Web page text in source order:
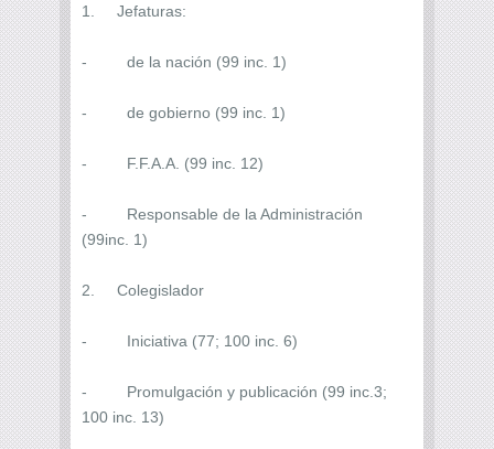
1. Jefaturas:
- de la nación (99 inc. 1)
- de gobierno (99 inc. 1)
- F.F.A.A. (99 inc. 12)
- Responsable de la Administración
(99inc. 1)
2. Colegislador
- Iniciativa (77; 100 inc. 6)
- Promulgación y publicación (99 inc.3;
100 inc. 13)